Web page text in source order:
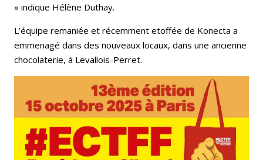
» indique Hélène Duthay.
L’équipe remaniée et récemment etoffée de Konecta a
emmenagé dans des nouveaux locaux, dans une ancienne
chocolaterie, à Levallois-Perret.